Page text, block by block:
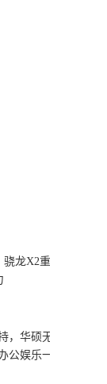
骁龙X2重
，华硕无
公娱乐一